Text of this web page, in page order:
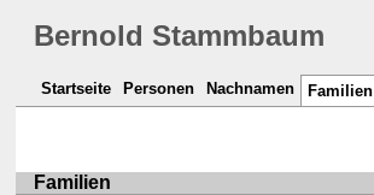
Bernold Stammbaum
Startseite Personen Nachnamen Familien
Familien